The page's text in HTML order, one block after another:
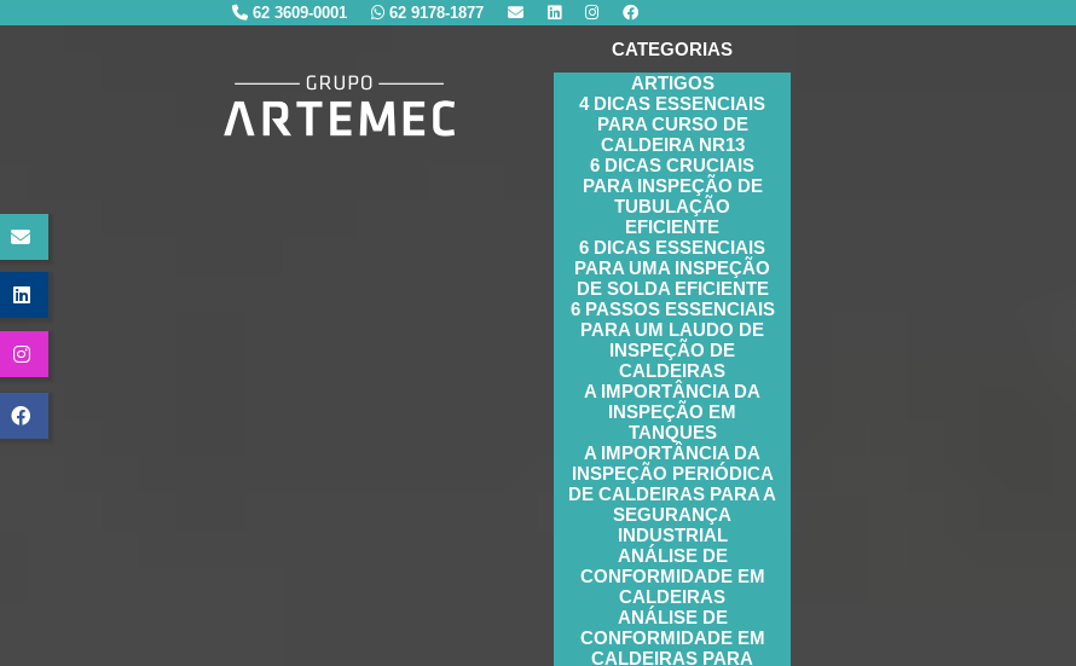
62 3609-0001 62 9178-1877
CATEGORIAS
ARTIGOS
4 DICAS ESSENCIAIS
PARA CURSO DE
CALDEIRA NR13
6 DICAS CRUCIAIS
PARA INSPEÇÃO DE
TUBULAÇÃO
EFICIENTE
6 DICAS ESSENCIAIS
PARA UMA INSPEÇÃO
DE SOLDA EFICIENTE
6 PASSOS ESSENCIAIS
PARA UM LAUDO DE
INSPEÇÃO DE
CALDEIRAS
A IMPORTÂNCIA DA
INSPEÇÃO EM
TANQUES
A IMPORTÂNCIA DA
INSPEÇÃO PERIÓDICA
DE CALDEIRAS PARA A
SEGURANÇA
INDUSTRIAL
ANÁLISE DE
CONFORMIDADE EM
CALDEIRAS
ANÁLISE DE
CONFORMIDADE EM
CALDEIRAS PARA